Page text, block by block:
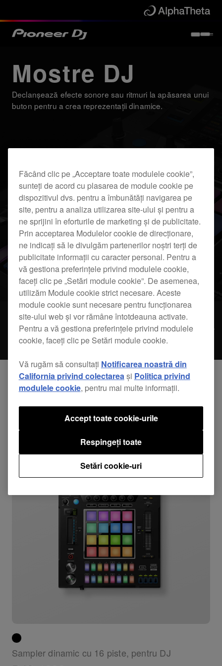
Mostre DJ
Declanșează efecte sonore sau ritmuri la apăsarea unui
buton pentru a crea reprezentații dinamice.
Playere DJ /
Platane
Mixere DJ
Sisteme DJ
1Rezultate
Sampler dinamic cu 16 piste, pentru DJ
Făcând clic pe „Acceptare toate modulele cookie”,
sunteți de acord cu plasarea de module cookie pe
dispozitivul dvs. pentru a îmbunătăți navigarea pe
site, pentru a analiza utilizarea site-ului și pentru a
ne sprijini în eforturile de marketing și de publicitate.
Prin acceptarea Modulelor cookie de direcționare,
ne indicați să le divulgăm partenerilor noștri terți de
publicitate informații cu caracter personal. Pentru a
vă gestiona preferințele privind modulele cookie,
faceți clic pe „Setări module cookie”. De asemenea,
utilizăm Module cookie strict necesare. Aceste
module cookie sunt necesare pentru funcționarea
site-ului web și vor rămâne întotdeauna activate.
Pentru a vă gestiona preferințele privind modulele
cookie, faceți clic pe Setări module cookie.
Vă rugăm să consultați Notificarea noastră din
California privind colectareași Politica privind
modulele cookie, pentru mai multe informații.
Setări cookie-uri
Respingeți toate
Accept toate cookie-urile